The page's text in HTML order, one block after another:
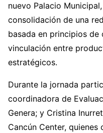
nuevo Palacio
consolidación de una
basada en principios
vinculación entre
estratégicos.
Durante la jornada
coordinadora de
Genera; y Cristina
Cancún Center,